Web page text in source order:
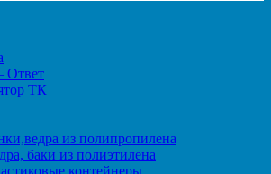
Ответ
ТК
из полипропилена
баки из полиэтилена